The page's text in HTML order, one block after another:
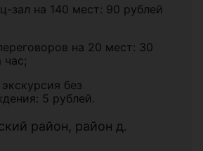
зал на 140 мест: 90 рублей
на 20 мест: 30
час;
без
5 рублей.
район, район д.